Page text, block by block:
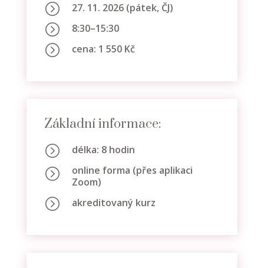
= 27. 11. 2026 (pátek, ČJ)
= 8:30–15:30
= cena: 1 550 Kč
Základní informace:
= délka: 8 hodin
=
online forma (přes aplikaci
Zoom)
= akreditovaný kurz